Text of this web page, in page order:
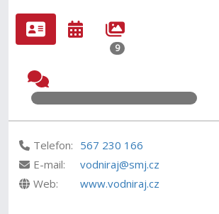
9
Telefon: 567 230 166
E-mail:
vodniraj@smj.cz
Web:
www.vodniraj.cz